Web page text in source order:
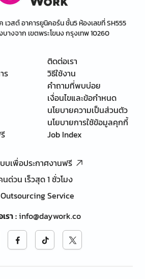
เวสต์ อาคารยูนิคอร์น ชั้น5 ห้องเลขที่ SH555
างจาก เขตพระโขนง กรุงเทพ 10260
ร
ติดต่อเรา
วิธีใช้งาน
คำถามที่พบบ่อย
เงื่อนไขและข้อกำหนด
นโยบายความเป็นส่วนตัว
นโยบายการใช้ข้อมูลคุกกี้
Job Index
บบเพื่อประกาศงานฟรี
นด่วน เร็วสุด 1 ชั่วโมง
Outsourcing Service
รา:info@daywork.co